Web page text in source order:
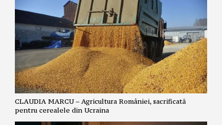
CLAUDIA MARCU – Agricultura României, sacrificată
pentru cerealele din Ucraina